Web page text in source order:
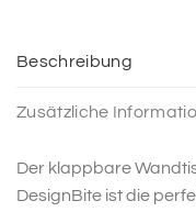
Beschreibung
Zusätzliche
Der klappbare
DesignBite ist die